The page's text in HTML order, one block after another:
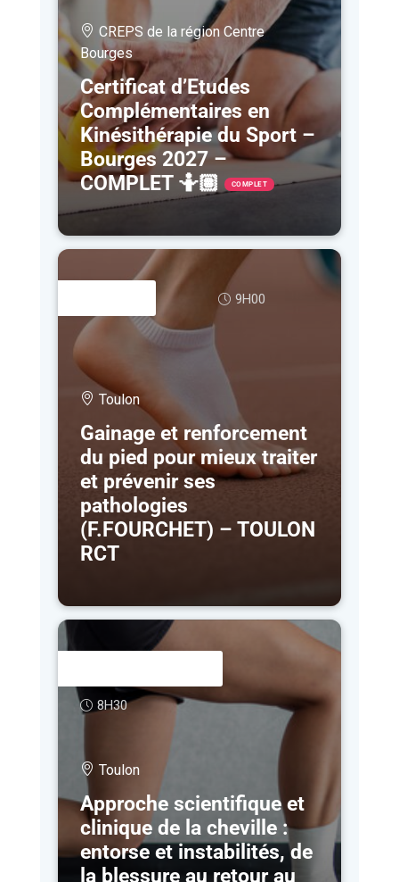
CREPS de la région Centre
Bourges
Certificat d’Etudes
Complémentaires en
Kinésithérapie du Sport –
Bourges 2027 –
COMPLET 🤷🏽
COMPLET
9H00
Toulon
Gainage et renforcement
du pied pour mieux traiter
et prévenir ses
pathologies
(F.FOURCHET) – TOULON
RCT
8H30
Toulon
Approche scientifique et
clinique de la cheville :
entorse et instabilités, de
la blessure au retour au